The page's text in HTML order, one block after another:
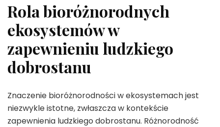
Rola bioróżnorodnych
ekosystemów w
zapewnieniu ludzkiego
dobrostanu
Znaczenie bioróżnorodności w ekosystemach jest
niezwykle istotne, zwłaszcza w kontekście
zapewnienia ludzkiego dobrostanu. Różnorodność